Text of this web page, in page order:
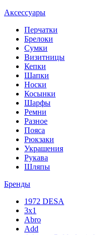
Аксессуары
Перчатки
Брелоки
Сумки
Визитницы
Кепки
Шапки
Носки
Косынки
Шарфы
Ремни
Разное
Пояса
Рюкзаки
Украшения
Рукава
Шляпы
Бренды
1972 DESA
3x1
Abro
Add